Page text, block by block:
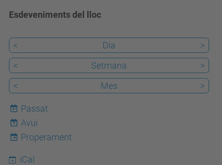
Esdeveniments del lloc
< Dia
>
<
Setmana
>
<
Mes >
Passat
9
Avui
Properament
iCal